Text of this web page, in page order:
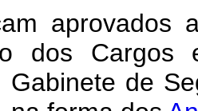
aprovados
dos
Gabinete de